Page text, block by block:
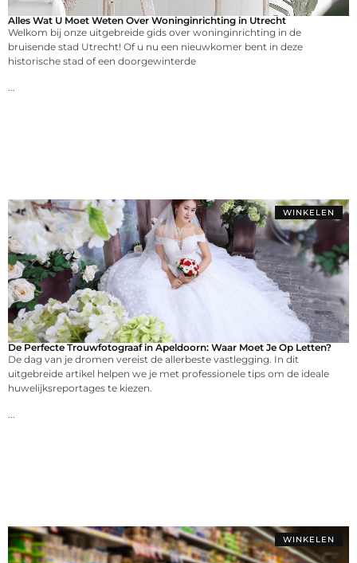
Alles Wat U Moet Weten Over Woninginrichting in Utrecht
Welkom bij onze uitgebreide gids over woninginrichting in de
bruisende stad Utrecht! Of u nu een nieuwkomer bent in deze
historische stad of een doorgewinterde
WINKELEN
De Perfecte Trouwfotograaf in Apeldoorn: Waar Moet Je Op Letten?
De dag van je dromen vereist de allerbeste vastlegging. In dit
uitgebreide artikel helpen we je met professionele tips om de ideale
huwelijksreportages te kiezen.
WINKELEN